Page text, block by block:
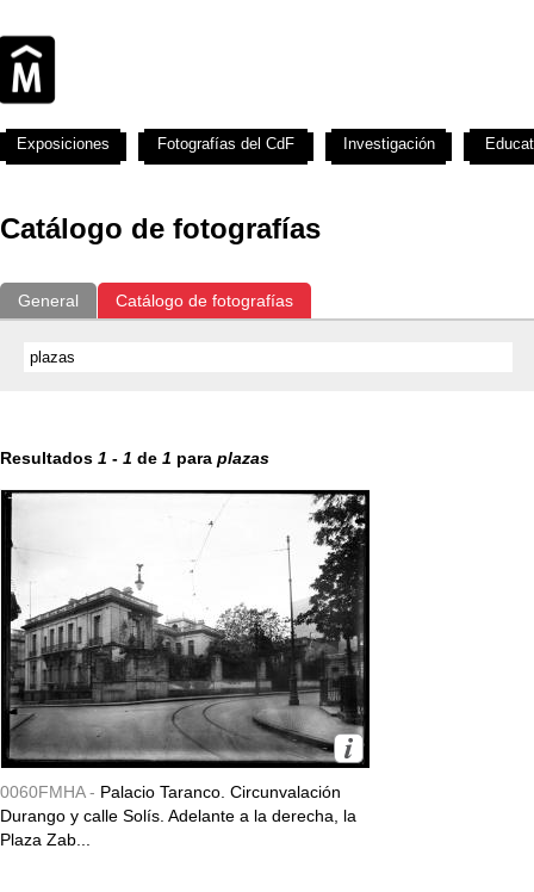
Catálogo de fotografías
General Catálogo de fotografías
Resultados 1 - 1 de 1 para plazas
0060FMHA - Palacio Taranco. Circunvalación
Durango y calle Solís. Adelante a la derecha, la
Plaza Zab...
Exposiciones Fotografías del CdF Investigación